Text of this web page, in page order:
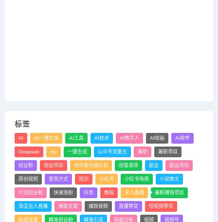
标签
AI AI一键生成 AI工具 AI技术 AI数字人 AI绘画 AI软件
Deepseek mp 一键生成 公众号流量主 兼职 兼职项目
创业粉 创业项目 创作者分成计划 创富道场 副业 副业项目
原创视频 变现方式 培训 小红书 小红书电商 小说推文
引流创业粉 快速涨粉 抖音 教程 无人直播 最新赚钱项目
淘宝无人直播 爆款文案 爆款视频 直播带货 短视频带货
私域流量 精准创业粉 精准引流 网盘拉新 视频 视频号